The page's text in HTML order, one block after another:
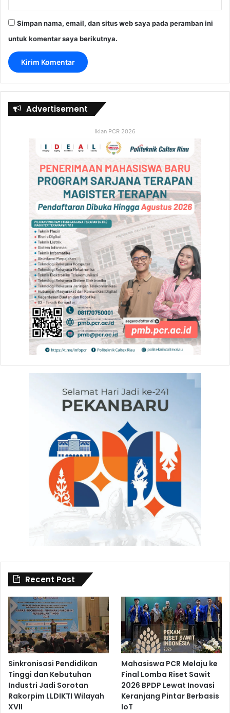
Simpan nama, email, dan situs web saya pada peramban ini
untuk komentar saya berikutnya.
Advertisement
Iklan PCR 2026
Recent Post
Sinkronisasi Pendidikan
Tinggi dan Kebutuhan
Industri Jadi Sorotan
Rakorpim LLDIKTI Wilayah
XVII
Mahasiswa PCR Melaju ke
Final Lomba Riset Sawit
2026 BPDP Lewat Inovasi
Keranjang Pintar Berbasis
IoT